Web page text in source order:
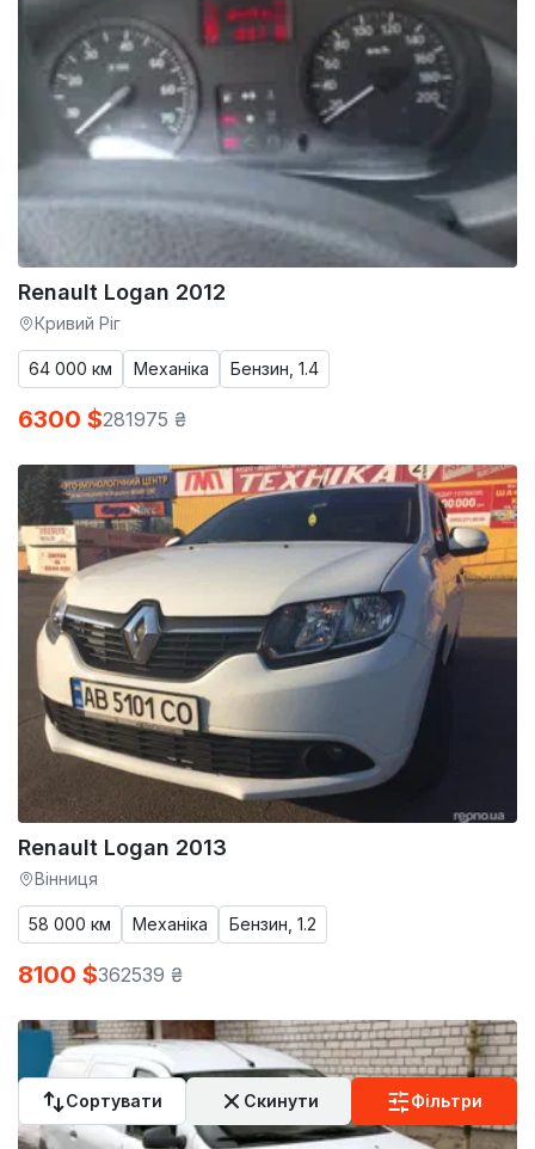
Renault Logan 2012
Кривий Ріг
64 000 км Механіка Бензин, 1.4
6300 $281975 ₴
Renault Logan 2013
Вінниця
58 000 км Механіка Бензин, 1.2
8100 $362539 ₴
Сортувати Скинути Фільтри